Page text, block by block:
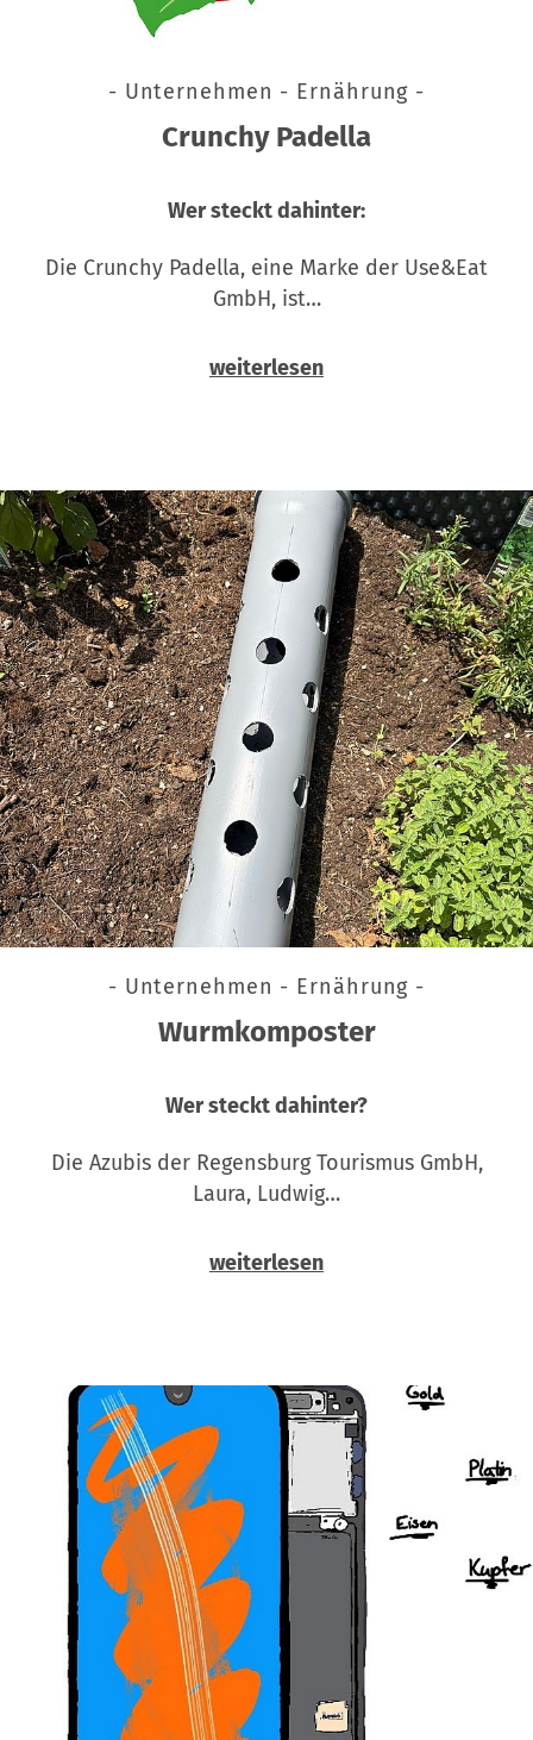
- Unternehmen - Ernährung -
Crunchy Padella
Wer steckt dahinter:
Die Crunchy Padella, eine Marke der Use&Eat
GmbH, ist…
weiterlesen
- Unternehmen - Ernährung -
Wurmkomposter
Wer steckt dahinter?
Die Azubis der Regensburg Tourismus GmbH,
Laura, Ludwig…
weiterlesen